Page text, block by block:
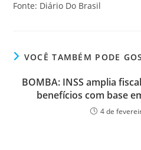
Fonte: Diário Do Brasil
VOCÊ TAMBÉM PODE
BOMBA: INSS amplia
benefícios com base
4 de